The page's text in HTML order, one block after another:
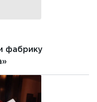
фабрику